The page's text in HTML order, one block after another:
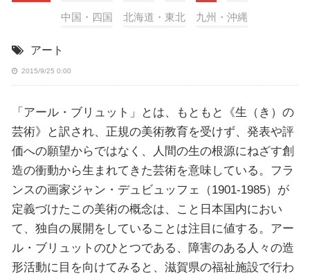
中国・四国 北海道・東北 九州・沖縄
アート
2015/9/25 0:00
「アール・ブリュット」とは、もともと《生（き）の
芸術》と訳され、正規の美術教育を受けず、発表や評
価への願望からではなく、人間の生の根源にねざす創
造の衝動から生まれてきた芸術を意味している。フラ
ンスの画家ジャン・デュビュッフェ（1901-1985）が
定義づけたこの美術の概念は、こと日本国内におい
て、独自の展開をしていることは注目に値する。アー
ル・ブリュットのひとつである、障害のある人々の造
形活動に目を向けてみると、滋賀県の福祉施設で行わ